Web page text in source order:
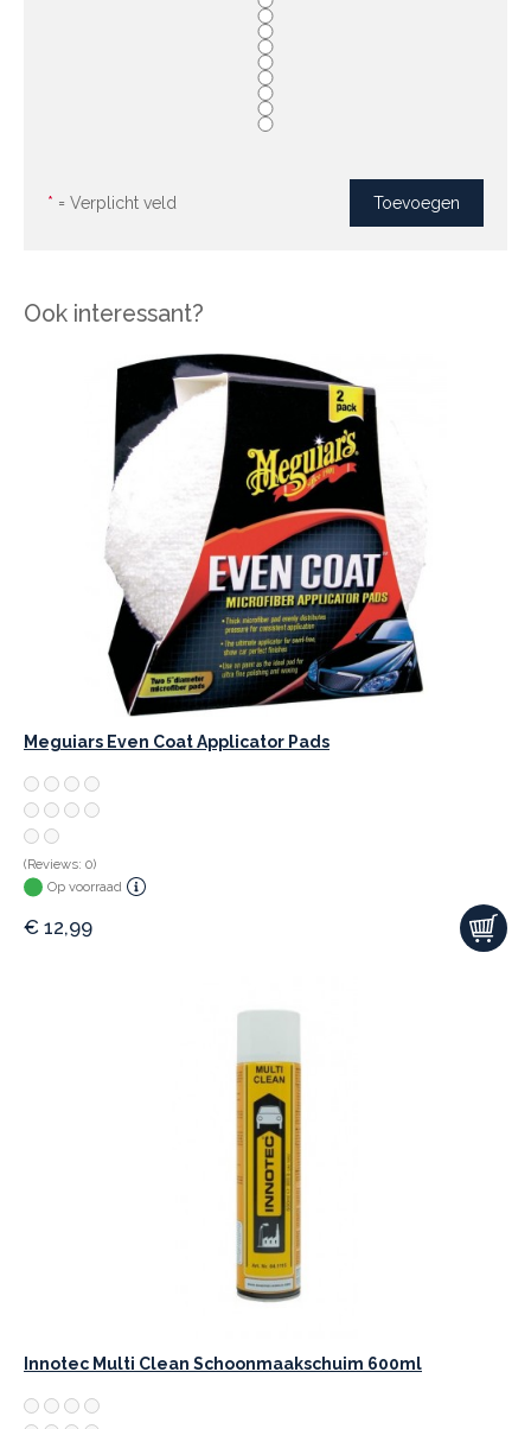
* = Verplicht veld
Ook interessant?
Meguiars Even Coat Applicator Pads
(Reviews: 0)
Op voorraad
€ 12,99
Innotec Multi Clean Schoonmaakschuim 600ml